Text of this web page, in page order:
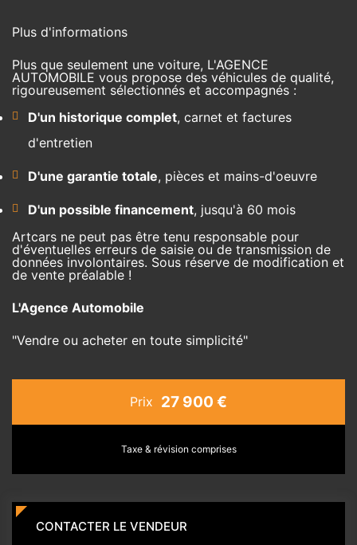
Plus d'informations
Plus que seulement une voiture, L'AGENCE
AUTOMOBILE vous propose des véhicules de qualité,
rigoureusement sélectionnés et accompagnés :
D'un historique complet, carnet et factures
d'entretien
D'une garantie totale, pièces et mains-d'oeuvre
D'un possible financement, jusqu'à 60 mois
Artcars ne peut pas être tenu responsable pour
d'éventuelles erreurs de saisie ou de transmission de
données involontaires. Sous réserve de modification et
de vente préalable !
L'Agence Automobile
"Vendre ou acheter en toute simplicité"
Prix 27 900 €
Taxe & révision comprises
CONTACTER LE VENDEUR